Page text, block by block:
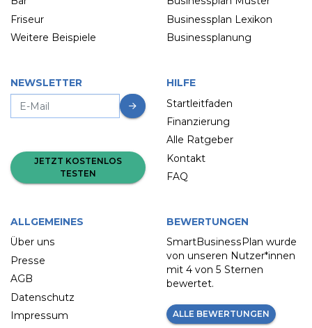
Friseur
Weitere Beispiele
Businessplan Lexikon
Businessplanung
NEWSLETTER
JETZT KOSTENLOS
TESTEN
HILFE
Startleitfaden
Finanzierung
Alle Ratgeber
Kontakt
FAQ
ALLGEMEINES
Über uns
Presse
AGB
Datenschutz
Impressum
BEWERTUNGEN
SmartBusinessPlan wurde
von unseren Nutzer*innen
mit 4 von 5 Sternen
bewertet.
ALLE BEWERTUNGEN